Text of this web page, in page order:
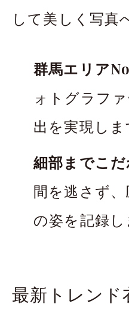
して美しく写真
群馬エリア
ォトグラフ
出を実現しま
細部までこ
間を逃さず
の姿を記録し
最新トレン